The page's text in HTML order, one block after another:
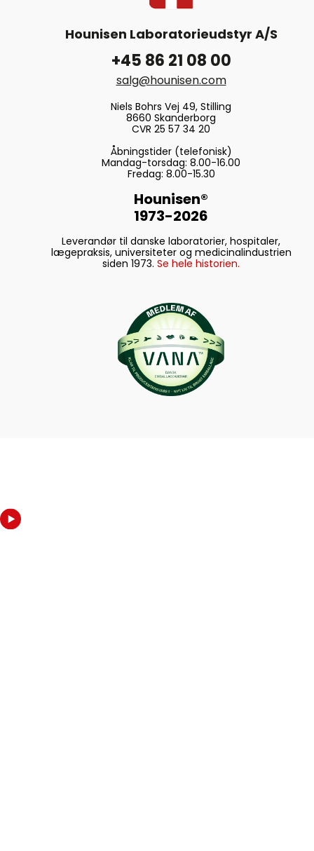
Hounisen Laboratorieudstyr A/S
+45 86 21 08 00
salg@hounisen.com
Niels Bohrs Vej 49, Stilling
8660 Skanderborg
CVR 25 57 34 20
Åbningstider (telefonisk)
Mandag-torsdag: 8.00-16.00
Fredag: 8.00-15.30
Hounisen®
1973-2026
Leverandør til danske laboratorier, hospitaler,
lægepraksis, universiteter og medicinalindustrien
siden 1973. Se hele historien.